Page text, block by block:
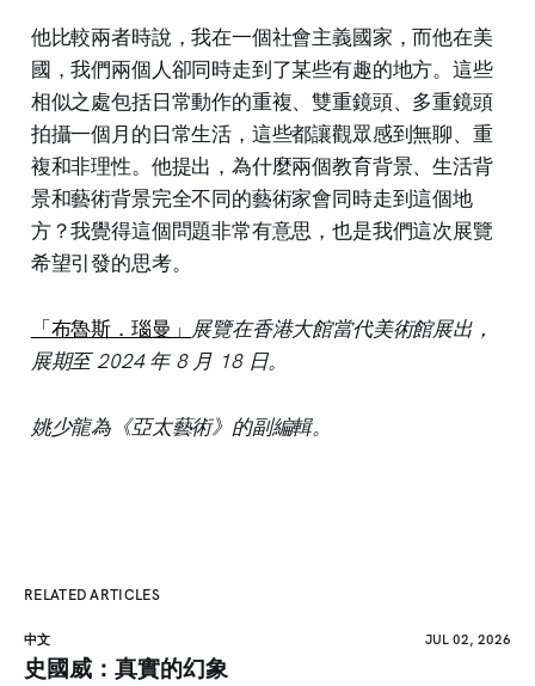
他比較兩者時說，我在一個社會主義國家，而他在美
國，我們兩個人卻同時走到了某些有趣的地方。這些
相似之處包括日常動作的重複、雙重鏡頭、多重鏡頭
拍攝一個月的日常生活，這些都讓觀眾感到無聊、重
複和非理性。他提出，為什麼兩個教育背景、生活背
景和藝術背景完全不同的藝術家會同時走到這個地
方？我覺得這個問題非常有意思，也是我們這次展覽
希望引發的思考。
「布魯斯．瑙曼」 展覽在香港大館當代美術館展出，
展期至 2024 年 8 月 18 日。
姚少龍為《亞太藝術》的副編輯。
RELATED ARTICLES
中文 JUL 02, 2026
史國威：真實的幻象